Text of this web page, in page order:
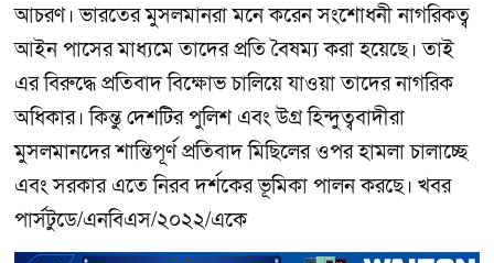
আচরণ। ভারতের মুসলমানরা মনে করেন সংশোধনী নাগরিকত্ব
আইন পাসের মাধ্যমে তাদের প্রতি বৈষম্য করা হয়েছে। তাই
এর বিরুদ্ধে প্রতিবাদ বিক্ষোভ চালিয়ে যাওয়া তাদের নাগরিক
অধিকার। কিন্তু দেশটির পুলিশ এবং উগ্র হিন্দুত্ববাদীরা
মুসলমানদের শান্তিপূর্ণ প্রতিবাদ মিছিলের ওপর হামলা চালাচ্ছে
এবং সরকার এতে নিরব দর্শকের ভূমিকা পালন করছে। খবর
পার্সটুডে/এনবিএস/২০২২/একে